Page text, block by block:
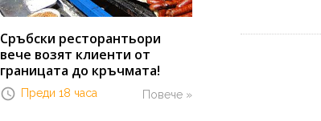
Сръбски ресторантьори
вече возят клиенти от
границата до кръчмата!
Повече »
Преди 18 часа